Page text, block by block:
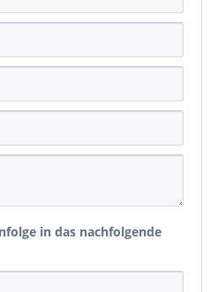
in das nachfolgende